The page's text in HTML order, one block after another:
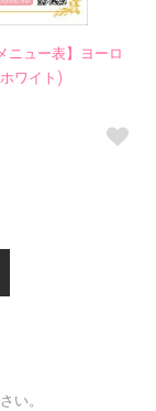
ニュー表】ヨーロ
ワイト)
い。